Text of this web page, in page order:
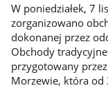
W poniedziałek, 7
zorganizowano
dokonanej przez
Obchody
przygotowany
Morzewie, która od